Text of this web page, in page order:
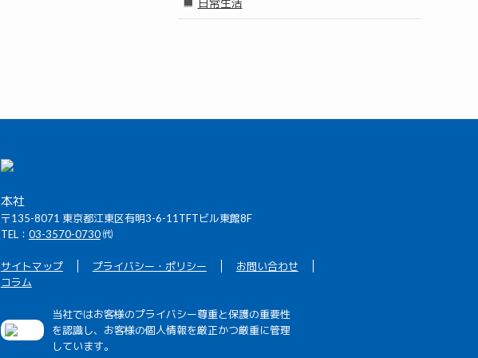
本社
〒135-8071 東京都江東区有明3-6-11TFTビル東館8F
TEL： 03-3570-0730㈹
サイトマップ プライバシー・ポリシー
お問い合わせ
コラム
当社ではお客様のプライバシー尊重と保護の重要性
を認識し、お客様の個人情報を厳正かつ厳重に管理
しています。